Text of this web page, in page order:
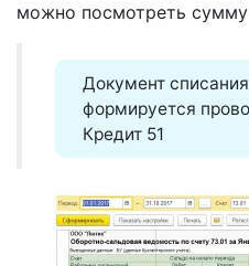
можно посмотреть
Документ
формируется
Кредит 51